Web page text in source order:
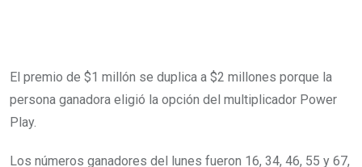
El premio de $1 millón se duplica a $2 millones porque la
persona ganadora eligió la opción del multiplicador Power
Play.
Los números ganadores del lunes fueron 16, 34, 46, 55 y 67,